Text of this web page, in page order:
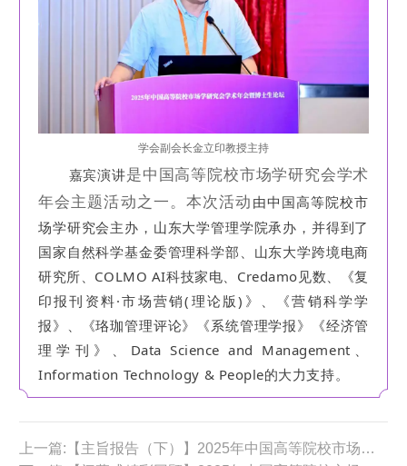
学会副会长金立印教授主持
嘉宾演讲是中国高等院校市场学研究会学术
年会主题活动之一。本次活动 由中国高等院校市
场学研究会主办，山东大学管理学院承办，并得到了
国家自然科学基金委管理科学部、山东大学跨境电商
研究所、COLMO AI科技家电、Credamo见数、《复
印报刊资料·市场营销(理论版)》、《营销科学学
报》、《珞珈管理评论》《系统管理学报》《经济管
理学刊》、Data Science and Management、
Information Technology & People的大力支持。
上一篇:【主旨报告（下）】2025年中国高等院校市场学研究会学术年会主旨报告回顾